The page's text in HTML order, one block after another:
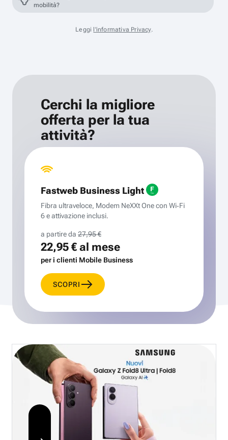
mobilità?
Leggi l'informativa Privacy.
Cerchi la migliore
offerta per la tua
attività?
Fastweb Business Light
Fibra ultraveloce, Modem NeXXt One con Wi‑Fi
6 e attivazione inclusi.
a partire da 27,95 €
22,95 €al mese
per i clienti Mobile Business
SCOPRI